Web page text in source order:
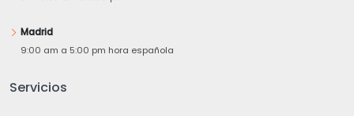
Madrid
9:00 am a 5:00 pm hora española
Servicios